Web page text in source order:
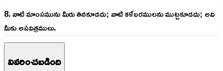
8. వాటి మాంసమును మీరు తినకూడదు; వాటి కళేబరములను ముట్టకూడదు; అవి
మీకు అపవిత్రములు.
వివరించబడింది